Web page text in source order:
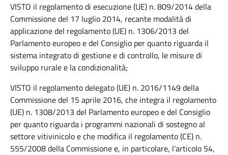
VISTO il regolamento di esecuzione (UE) n. 809/2014 della
Commissione del 17 luglio 2014, recante modalità di
applicazione del regolamento (UE) n. 1306/2013 del
Parlamento europeo e del Consiglio per quanto riguarda il
sistema integrato di gestione e di controllo, le misure di
sviluppo rurale e la condizionalità;
VISTO il regolamento delegato (UE) n. 2016/1149 della
Commissione del 15 aprile 2016, che integra il regolamento
(UE) n. 1308/2013 del Parlamento europeo e del Consiglio
per quanto riguarda i programmi nazionali di sostegno al
settore vitivinicolo e che modifica il regolamento (CE) n.
555/2008 della Commissione e, in particolare, l’articolo 54,